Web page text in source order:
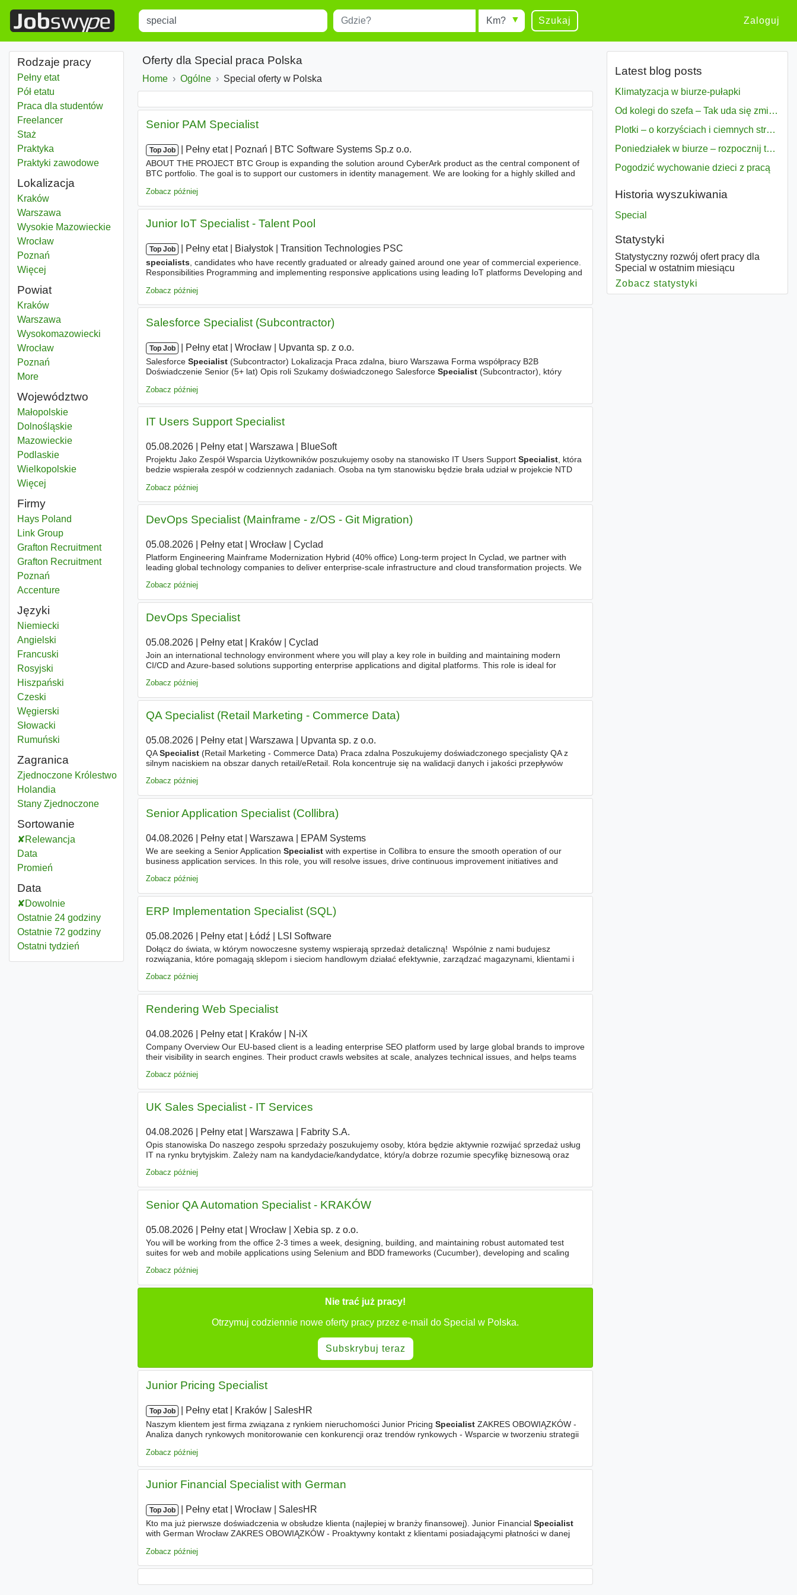
Title Miejscowość Radius Szukaj Zaloguj
Rodzaje pracy
Pełny etat
Pół etatu
Praca dla studentów
Freelancer
Staż
Praktyka
Praktyki zawodowe
Lokalizacja
Special
Kraków
Special
Warszawa
Special
Wysokie Mazowieckie
Special
Wrocław
Special
Poznań
Więcej
Powiat
Special
KrakówPowiat
Special
Warszawa
Special
Wysokomazowiecki
Special
WrocławPowiat
Special
Poznań
Moredistricts
Województwo
Special
MałopolskieWojewództwo
Special
DolnośląskieWojewództwo
Special
MazowieckieWojewództwo
Special
PodlaskieWojewództwo
Special
WielkopolskieWojewództwo
Więcej
Firmy
Hays Poland
Link Group
Grafton Recruitment
Grafton Recruitment
Poznań
Accenture
Języki
Niemiecki
Angielski
Francuski
Rosyjski
Hiszpański
Czeski
Węgierski
Słowacki
Rumuński
Zagranica
Special
Zjednoczone Królestwo
Special
Holandia
Special
Stany Zjednoczone
Sortowanie
Relewancja
Data
Promień
Data
Dowolnie
Ostatnie 24 godziny
Ostatnie 72 godziny
Ostatni tydzień
Oferty dla Special praca Polska
Home Ogólne Special oferty w Polska
Senior PAM Specialist
Top Job Pełny etat| Poznań BTC Software Systems Sp.z o.o.
ABOUT THE PROJECT BTC Group is expanding the solution around CyberArk product as the central component of
BTC portfolio. The goal is to support our customers in identity management. We are looking for a highly skilled and
Zobacz później
Junior IoT Specialist - Talent Pool
Top Job Pełny etat| Białystok Transition Technologies PSC
specialists, candidates who have recently graduated or already gained around one year of commercial experience.
Responsibilities Programming and implementing responsive applications using leading IoT platforms Developing and
Zobacz później
Salesforce Specialist (Subcontractor)
Top Job Pełny etat| Wrocław Upvanta sp. z o.o.
Salesforce Specialist(Subcontractor) Lokalizacja Praca zdalna, biuro Warszawa Forma współpracy B2B
Doświadczenie Senior (5+ lat) Opis roli Szukamy doświadczonego Salesforce Specialist(Subcontractor), który
Zobacz później
IT Users Support Specialist
05.08.2026| Pełny etat| Warszawa BlueSoft
Projektu Jako Zespół Wsparcia Użytkowników poszukujemy osoby na stanowisko IT Users Support Specialist, która
bedzie wspierała zespół w codziennych zadaniach. Osoba na tym stanowisku będzie brała udział w projekcie NTD
Zobacz później
DevOps Specialist (Mainframe - z/OS - Git Migration)
05.08.2026| Pełny etat| Wrocław| Cyclad
Platform Engineering Mainframe Modernization Hybrid (40% office) Long-term project In Cyclad, we partner with
leading global technology companies to deliver enterprise-scale infrastructure and cloud transformation projects. We
Zobacz później
DevOps Specialist
05.08.2026| Pełny etat| Kraków| Cyclad
Join an international technology environment where you will play a key role in building and maintaining modern
CI/CD and Azure-based solutions supporting enterprise applications and digital platforms. This role is ideal for
Zobacz później
QA Specialist (Retail Marketing - Commerce Data)
05.08.2026| Pełny etat| Warszawa Upvanta sp. z o.o.
QASpecialist(Retail Marketing - Commerce Data) Praca zdalna Poszukujemy doświadczonego specjalisty QA z
silnym naciskiem na obszar danych retail/eRetail. Rola koncentruje się na walidacji danych i jakości przepływów
Zobacz później
Senior Application Specialist (Collibra)
04.08.2026| Pełny etat| Warszawa EPAM Systems
We are seeking a Senior Application Specialistwith expertise in Collibra to ensure the smooth operation of our
business application services. In this role, you will resolve issues, drive continuous improvement initiatives and
Zobacz później
ERP Implementation Specialist (SQL)
05.08.2026| Pełny etat| Łódź LSI Software
Dołącz do świata, w którym nowoczesne systemy wspierają sprzedaż detaliczną! ️ Wspólnie z nami budujesz
rozwiązania, które pomagają sklepom i sieciom handlowym działać efektywnie, zarządzać magazynami, klientami i
Zobacz później
Rendering Web Specialist
04.08.2026| Pełny etat| Kraków| N-iX
Company Overview Our EU-based client is a leading enterprise SEO platform used by large global brands to improve
their visibility in search engines. Their product crawls websites at scale, analyzes technical issues, and helps teams
Zobacz później
UK Sales Specialist - IT Services
04.08.2026| Pełny etat| Warszawa Fabrity S.A.
Opis stanowiska Do naszego zespołu sprzedaży poszukujemy osoby, która będzie aktywnie rozwijać sprzedaż usług
IT na rynku brytyjskim. Zależy nam na kandydacie/kandydatce, który/a dobrze rozumie specyfikę biznesową oraz
Zobacz później
Senior QA Automation Specialist - KRAKÓW
05.08.2026| Pełny etat| Wrocław| Xebia sp. z o.o.
You will be working from the office 2-3 times a week, designing, building, and maintaining robust automated test
suites for web and mobile applications using Selenium and BDD frameworks (Cucumber), developing and scaling
Zobacz później
Nie trać już pracy!
Otrzymuj codziennie nowe oferty pracy przez e-mail do Special w Polska.
Subskrybuj teraz
Junior Pricing Specialist
Top Job Pełny etat| Kraków SalesHR
Naszym klientem jest firma związana z rynkiem nieruchomości Junior Pricing SpecialistZAKRES OBOWIĄZKÓW -
Analiza danych rynkowych monitorowanie cen konkurencji oraz trendów rynkowych - Wsparcie w tworzeniu strategii
Zobacz później
Junior Financial Specialist with German
Top Job Pełny etat| Wrocław SalesHR
Kto ma już pierwsze doświadczenia w obsłudze klienta (najlepiej w branży finansowej). Junior Financial Specialist
with German Wrocław ZAKRES OBOWIĄZKÓW - Proaktywny kontakt z klientami posiadającymi płatności w danej
Zobacz później
Latest blog posts
Klimatyzacja w biurze-pułapki
Od kolegi do szefa – Tak uda się zmiana bezproblemowo
Plotki – o korzyściach i ciemnych stronach
Poniedziałek w biurze – rozpocznij tydzień w pełni zmotywowany
Pogodzić wychowanie dzieci z pracą
Historia wyszukiwania
Special
Statystyki
Statystyczny rozwój ofert pracy dla
Special w ostatnim miesiącu
Zobacz statystyki